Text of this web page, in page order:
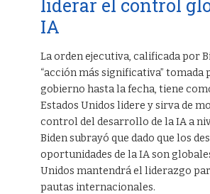
liderar el control
IA
La orden ejecutiva, calificada por
“acción más significativa” tomada
gobierno hasta la fecha, tiene
Estados Unidos lidere y sirva de
control del desarrollo de la IA a
Biden subrayó que dado que los
oportunidades de la IA son
Unidos mantendrá el liderazgo
pautas internacionales.